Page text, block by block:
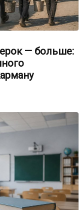
— больше: